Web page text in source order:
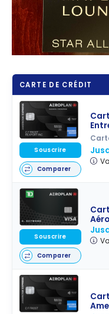
CARTE DE CRÉDIT
Souscrire
Comparer
Souscrire
Comparer